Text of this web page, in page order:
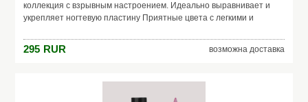
коллекция с взрывным настроением. Идеально выравнивает и
укрепляет ногтевую пластину Приятные цвета с легкими и
блесток, которую так и хочется рассматривать
295 RUR возможна доставка